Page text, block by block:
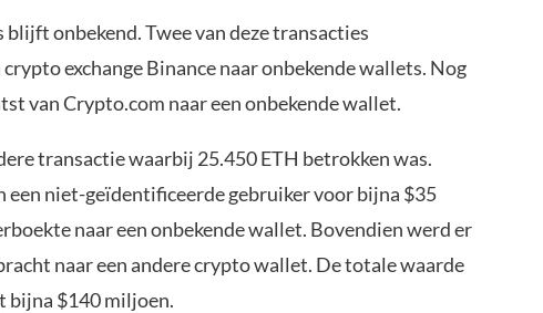
onbekend. Twee van deze transacties
exchange Binance naar onbekende wallets. Nog
van Crypto.com naar een onbekende wallet.
transactie waarbij 25.450 ETH betrokken was.
een niet-geïdentificeerde gebruiker voor bijna $35
naar een onbekende wallet. Bovendien werd er
naar een andere crypto wallet. De totale waarde
bijna $140 miljoen.